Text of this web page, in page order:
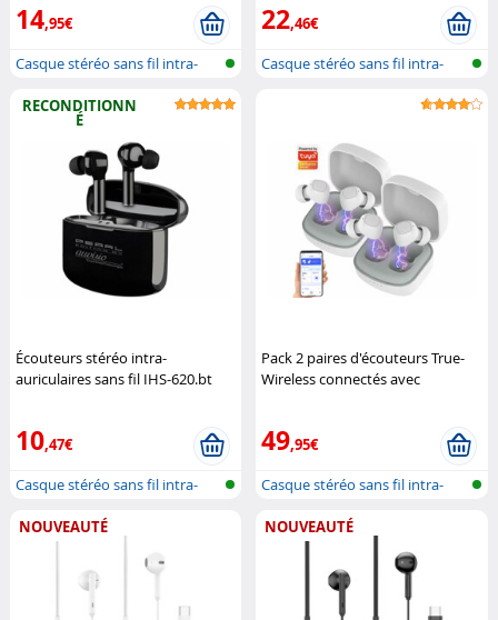
14,95€
Casque stéréo sans fil intra-
22,46€
Casque stéréo sans fil intra-
RECONDITIONN
É
Écouteurs stéréo intra-
auriculaires sans fil IHS-620.bt
10,47€
Casque stéréo sans fil intra-
Pack 2 paires d'écouteurs True-
Wireless connectés avec
49,95€
Casque stéréo sans fil intra-
NOUVEAUTÉ NOUVEAUTÉ